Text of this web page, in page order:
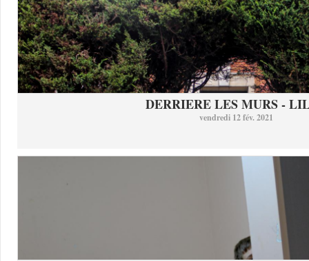
DERRIERE LES MURS -
vendredi 12 fév. 2021